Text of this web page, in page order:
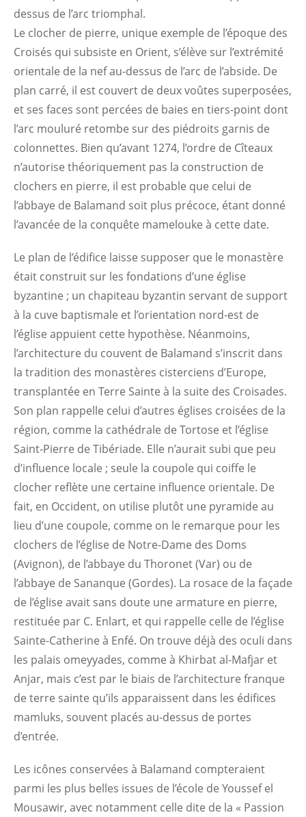
dessus de l’arc triomphal.
Le clocher de pierre, unique exemple de l’époque des
Croisés qui subsiste en Orient, s’élève sur l’extrémité
orientale de la nef au-dessus de l’arc de l’abside. De
plan carré, il est couvert de deux voûtes superposées,
et ses faces sont percées de baies en tiers-point dont
l’arc mouluré retombe sur des piédroits garnis de
colonnettes. Bien qu’avant 1274, l’ordre de Cîteaux
n’autorise théoriquement pas la construction de
clochers en pierre, il est probable que celui de
l’abbaye de Balamand soit plus précoce, étant donné
l’avancée de la conquête mamelouke à cette date.
Le plan de l’édifice laisse supposer que le monastère
était construit sur les fondations d’une église
byzantine ; un chapiteau byzantin servant de support
à la cuve baptismale et l’orientation nord-est de
l’église appuient cette hypothèse. Néanmoins,
l’architecture du couvent de Balamand s’inscrit dans
la tradition des monastères cisterciens d’Europe,
transplantée en Terre Sainte à la suite des Croisades.
Son plan rappelle celui d’autres églises croisées de la
région, comme la cathédrale de Tortose et l’église
Saint-Pierre de Tibériade. Elle n’aurait subi que peu
d’influence locale ; seule la coupole qui coiffe le
clocher reflète une certaine influence orientale. De
fait, en Occident, on utilise plutôt une pyramide au
lieu d’une coupole, comme on le remarque pour les
clochers de l’église de Notre-Dame des Doms
(Avignon), de l’abbaye du Thoronet (Var) ou de
l’abbaye de Sananque (Gordes). La rosace de la façade
de l’église avait sans doute une armature en pierre,
restituée par C. Enlart, et qui rappelle celle de l’église
Sainte-Catherine à Enfé. On trouve déjà des oculi dans
les palais omeyyades, comme à Khirbat al-Mafjar et
Anjar, mais c’est par le biais de l’architecture franque
de terre sainte qu’ils apparaissent dans les édifices
mamluks, souvent placés au-dessus de portes
d’entrée.
Les icônes conservées à Balamand compteraient
parmi les plus belles issues de l’école de Youssef el
Mousawir, avec notamment celle dite de la « Passion